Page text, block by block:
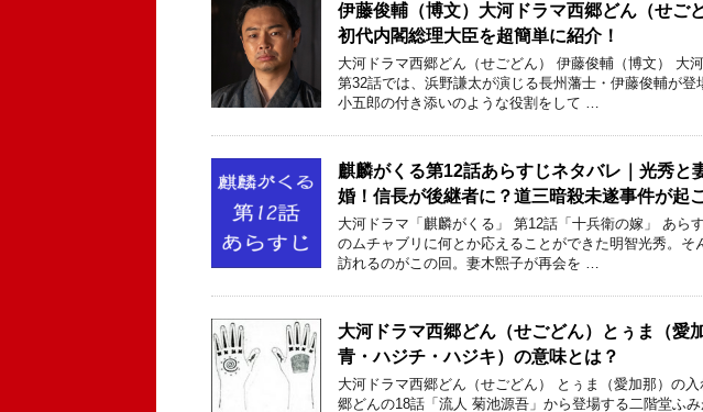
伊藤俊輔（博文）大河ドラマ西郷どん（せご
初代内閣総理大臣を超簡単に紹介！
大河ドラマ西郷どん（せごどん） 伊藤俊輔（博文） 大
第32話では、浜野謙太が演じる長州藩士・伊藤俊輔が
小五郎の付き添いのような役割をして …
麒麟がくる第12話あらすじネタバレ｜光秀と
婚！信長が後継者に？道三暗殺未遂事件が起
大河ドラマ「麒麟がくる」 第12話「十兵衛の嫁」 あら
のムチャブリに何とか応えることができた明智光秀。そ
訪れるのがこの回。妻木煕子が再会を …
大河ドラマ西郷どん（せごどん）とぅま（愛
青・ハジチ・ハジキ）の意味とは？
大河ドラマ西郷どん（せごどん） とぅま（愛加那）の
郷どんの18話「流人 菊池源吾」から登場する二階堂ふ